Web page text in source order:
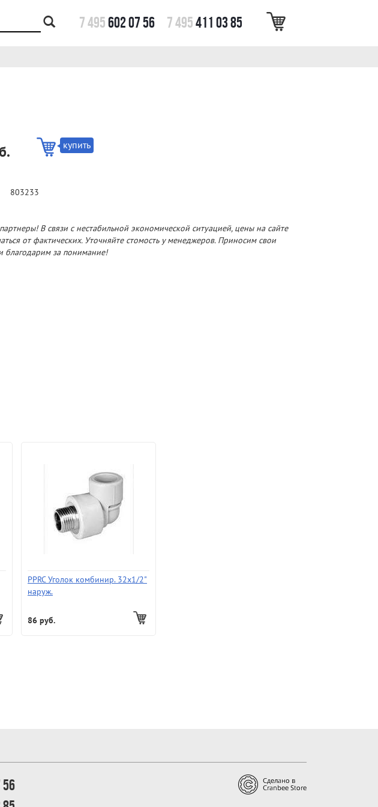
7 495602 07 56 7 495411 03 85
купить
803233
В связи с нестабильной экономической ситуацией, цены на сайте
от фактических. Уточняйте стомость у менеджеров. Приносим свои
благодарим за понимание!
PPRC Уголок комбинир. 32х1/2"
наруж.
86 руб.
56